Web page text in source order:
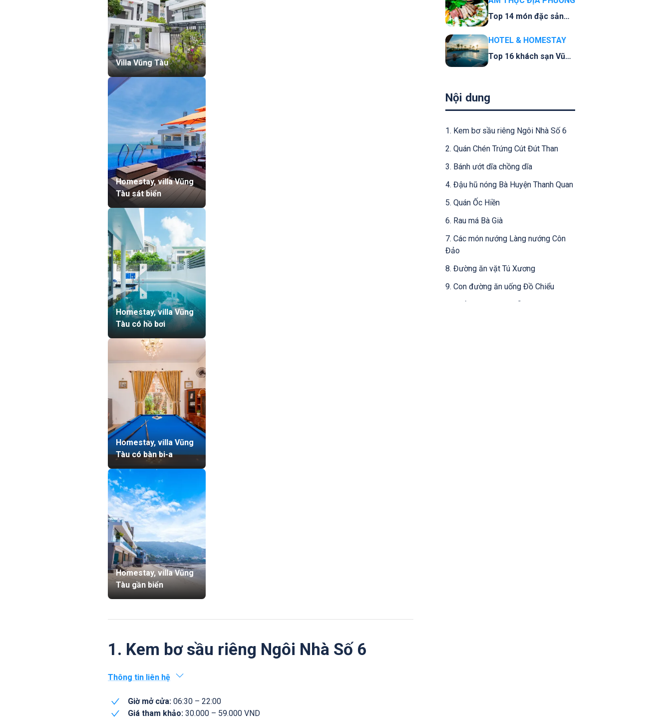
Villa Vũng Tàu
Homestay, villa Vũng
Tàu sát biển
Homestay, villa Vũng
Tàu có hồ bơi
Homestay, villa Vũng
Tàu có bàn bi-a
Homestay, villa Vũng
Tàu gần biển
1. Kem bơ sầu riêng Ngôi Nhà Số 6
Thông tin liên hệ
Giờ mở cửa: 06:30 – 22:00
Giá tham khảo: 30.000 – 59.000 VND
Top 14 món đặc sản
khách quên lối về
HOTEL & HOMESTAY
Top 16 khách sạn Vũng
Nội dung
1. Kem bơ sầu riêng Ngôi Nhà Số 6
2. Quán Chén Trứng Cút Đút Than
3. Bánh ướt dĩa chồng dĩa
4. Đậu hũ nóng Bà Huyện Thanh Quan
5. Quán Ốc Hiền
6. Rau má Bà Già
7. Các món nướng Làng nướng Côn
Đảo
8. Đường ăn vặt Tú Xương
9. Con đường ăn uống Đồ Chiểu
10. Hẻm ăn vặt Nguyễn Tri Phương